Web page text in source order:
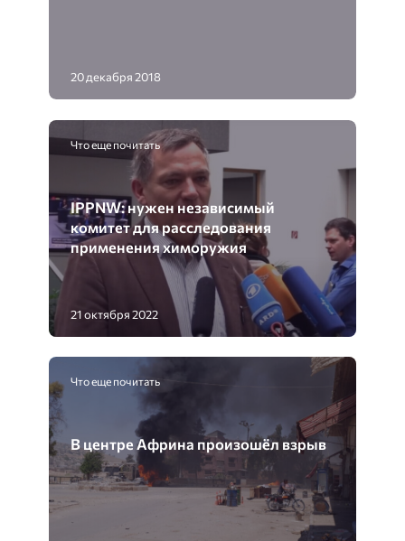
20 декабря 2018
Что еще почитать
IPPNW: нужен независимый
комитет для расследования
применения химоружия
21 октября 2022
Что еще почитать
В центре Африна произошёл взрыв